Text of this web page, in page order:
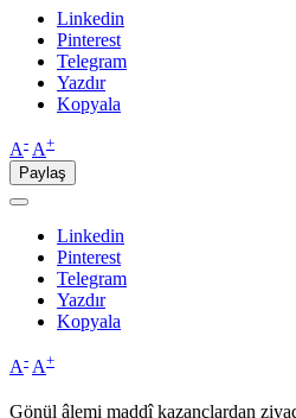
Linkedin
Pinterest
Telegram
Yazdır
Kopyala
A- A+
Paylaş
Linkedin
Pinterest
Telegram
Yazdır
Kopyala
A- A+
Gönül âlemi maddî kazançlardan